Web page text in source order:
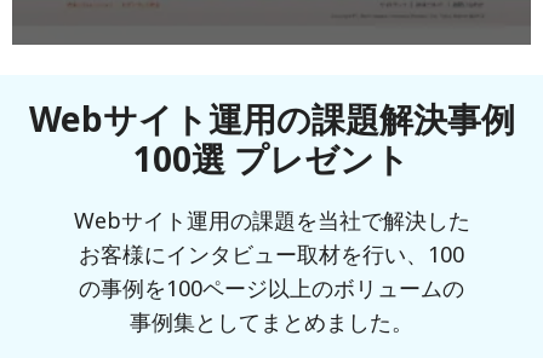
Webサイト運用の課題解決事例
100選 プレゼント
Webサイト運用の課題を当社で解決した
お客様にインタビュー取材を行い、100
の事例を100ページ以上のボリュームの
事例集としてまとめました。